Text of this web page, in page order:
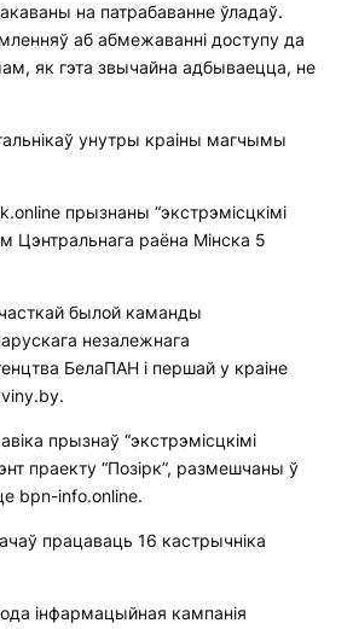
на патрабаванне ўладаў.
аб абмежаванні доступу да
як гэта звычайна адбываецца, не
унутры краіны магчымы
прызнаны “экстрэмісцкімі
Цэнтральнага раёна Мінска 5
былой каманды
незалежнага
БелаПАН і першай у краіне
прызнаў “экстрэмісцкімі
праекту “Позірк”, размешчаны ў
bpn-info.online.
працаваць 16 кастрычніка
інфармацыйная кампанія